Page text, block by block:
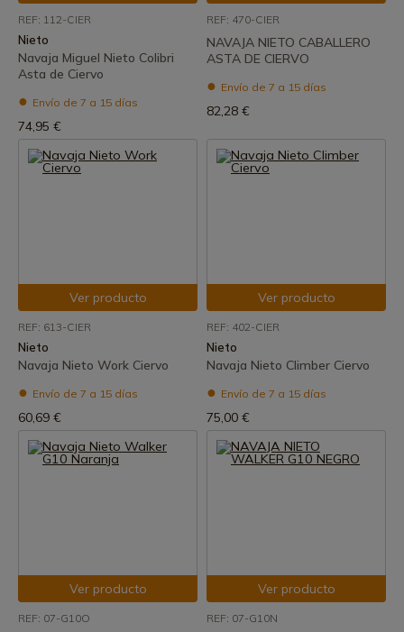
REF: 112-CIER
Nieto
Navaja Miguel Nieto Colibri
Asta de Ciervo
Envío de 7 a 15 días
74,95 €
REF: 470-CIER
NAVAJA NIETO CABALLERO
ASTA DE CIERVO
Envío de 7 a 15 días
82,28 €
Ver producto
REF: 613-CIER
Nieto
Navaja Nieto Work Ciervo
Envío de 7 a 15 días
60,69 €
Ver producto
REF: 402-CIER
Nieto
Navaja Nieto Climber Ciervo
Envío de 7 a 15 días
75,00 €
Ver producto
REF: 07-G10O
Ver producto
REF: 07-G10N